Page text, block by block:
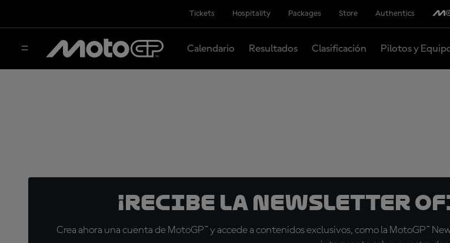
Tickets Hospitality Packages Store Authentics
Calendario Resultados Clasificación Pilotos y
¡Recibe la Newsletter
Crea ahora una cuenta de MotoGP™ y accede a contenidos exclusivos, como la MotoGP™